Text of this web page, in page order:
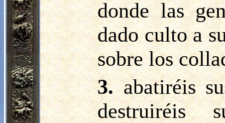
donde las
dado culto a
sobre los
3.abatiréis
destruiréis